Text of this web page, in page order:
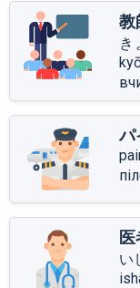
教
き
パ
医
い